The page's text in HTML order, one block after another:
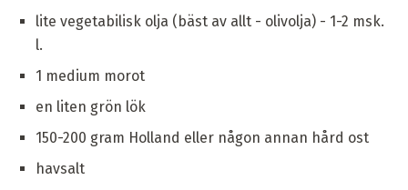
lite vegetabilisk olja (bäst av allt - olivolja) - 1-2 msk.
l.
1 medium morot
en liten grön lök
150-200 gram Holland eller någon annan hård ost
havsalt